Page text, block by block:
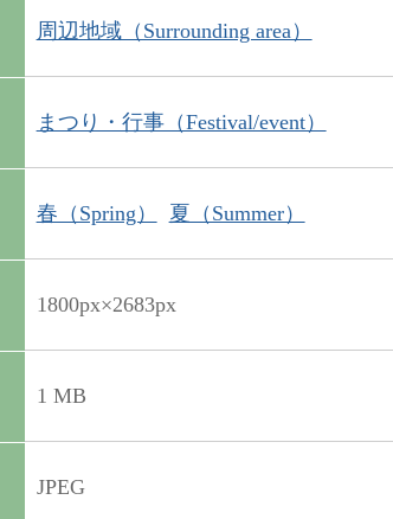
周辺地域（Surrounding area）
まつり・行事（Festival/event）
春（Spring） 夏（Summer）
1800px×2683px
1 MB
JPEG